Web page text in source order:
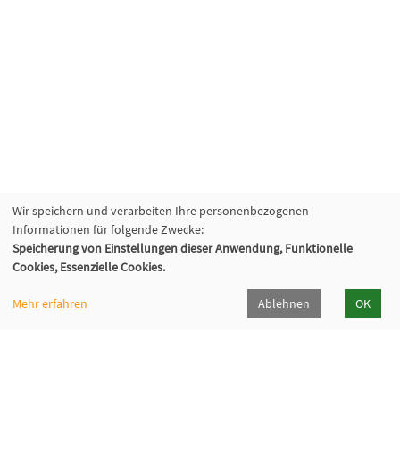
Wir speichern und verarbeiten Ihre personenbezogenen
Informationen für folgende Zwecke:
Speicherung von Einstellungen dieser Anwendung, Funktionelle
Cookies, Essenzielle Cookies.
Mehr erfahren Ablehnen OK